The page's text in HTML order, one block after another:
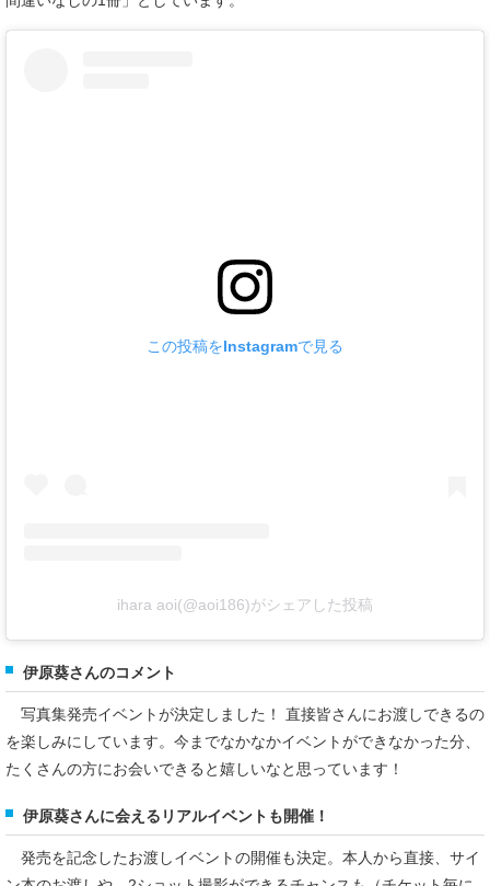
この投稿をInstagramで見る
ihara aoi(@aoi186)がシェアした投稿
伊原葵さんのコメント
写真集発売イベントが決定しました！ 直接皆さんにお渡しできるの
を楽しみにしています。今までなかなかイベントができなかった分、
たくさんの方にお会いできると嬉しいなと思っています！
伊原葵さんに会えるリアルイベントも開催！
発売を記念したお渡しイベントの開催も決定。本人から直接、サイ